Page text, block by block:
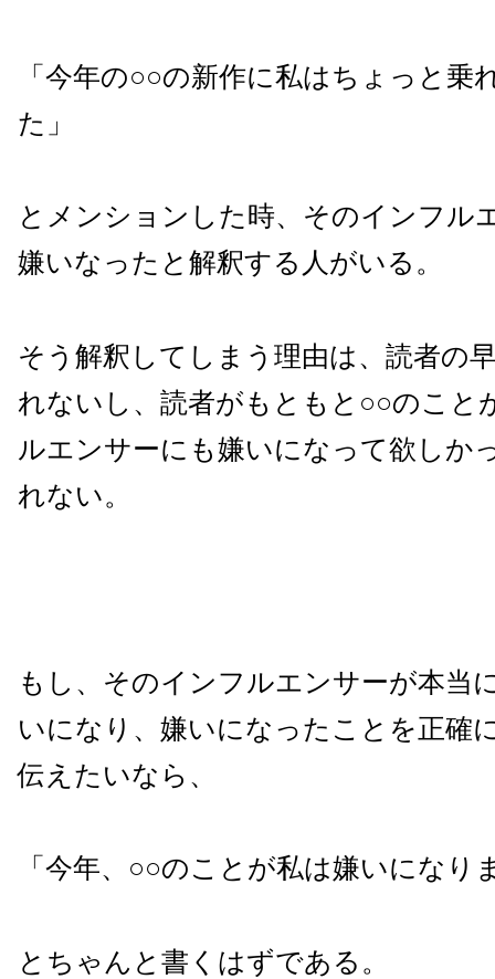
「今年の○○の新作に私はちょっと乗
た」
とメンションした時、そのインフル
嫌いなったと解釈する人がいる。
そう解釈してしまう理由は、読者の
れないし、読者がもともと○○のこと
ルエンサーにも嫌いになって欲しか
れない。
もし、そのインフルエンサーが本当
いになり、嫌いになったことを正確
伝えたいなら、
「今年、○○のことが私は嫌いになり
とちゃんと書くはずである。